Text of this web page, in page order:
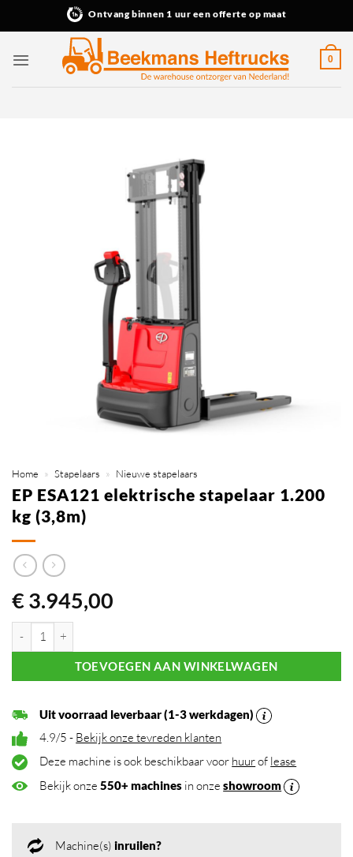
Ontvang binnen 1 uur een offerte op maat
0
Home » Stapelaars » Nieuwe stapelaars
EP ESA121 elektrische stapelaar 1.200
kg (3,8m)
€3.945,00
EP ESA121 elektrische stapelaar 1.200 kg (3,8m) aantal
TOEVOEGEN AAN WINKELWAGEN
Uit voorraad leverbaar (1-3 werkdagen)
4.9/5 - Bekijk onze tevreden klanten
Deze machine is ook beschikbaar voor huurof lease
Bekijk onze550+ machines in onzeshowroom
Machine(s) inruilen?